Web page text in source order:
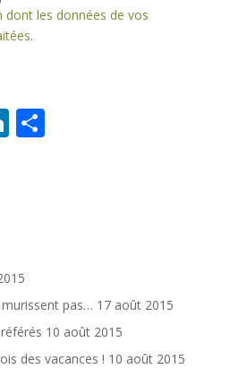
dont les données de vos
.
Li
n
P
pas… 17 août 2015
10 août 2015
des vacances ! 10 août 2015